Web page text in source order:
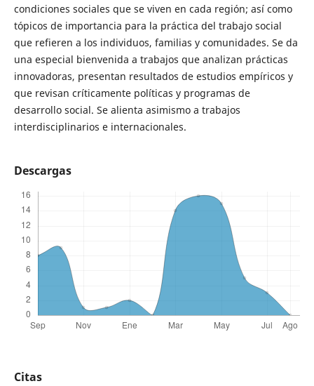
condiciones sociales que se viven en cada región; así como
tópicos de importancia para la práctica del trabajo social
que refieren a los individuos, familias y comunidades. Se da
una especial bienvenida a trabajos que analizan prácticas
innovadoras, presentan resultados de estudios empíricos y
que revisan críticamente políticas y programas de
desarrollo social. Se alienta asimismo a trabajos
interdisciplinarios e internacionales.
Descargas
Citas